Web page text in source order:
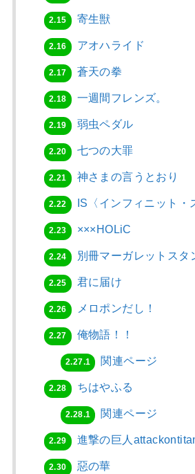
2.15 寄生獣
2.16 アオハライド
2.17 蒼天の拳
2.18 一週間フレンズ。
2.19 弱虫ペダル
2.20 七つの大罪
2.21 神さまの言うとおり
2.22 IS〈インフィニット・
2.23 ×××HOLiC
2.24 別冊マーガレットスタ
2.25 君に届け
2.26 メロポンだし！
2.27 俺物語！！
2.27.1 関連ページ
2.28 ちはやふる
2.28.1 関連ページ
2.29 進撃の巨人
2.30 惡の華